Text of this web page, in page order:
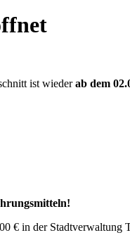
ist wiederab dem
€ in der Stadtverwaltung